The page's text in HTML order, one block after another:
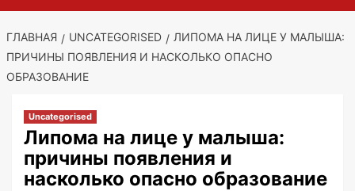
ГЛАВНАЯ UNCATEGORISED
ЛИПОМА НА ЛИЦЕ У МАЛЫША:
ПРИЧИНЫ ПОЯВЛЕНИЯ И НАСКОЛЬКО ОПАСНО
ОБРАЗОВАНИЕ
Uncategorised
Липома на лице у малыша:
причины появления и
насколько опасно образование